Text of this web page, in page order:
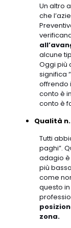
Un altro
che
alcune
Oggi più
significa
offrendo
conto è
conto è
Qualità
Tutti
paghi”.
adagio è
più
come
questo
zona.